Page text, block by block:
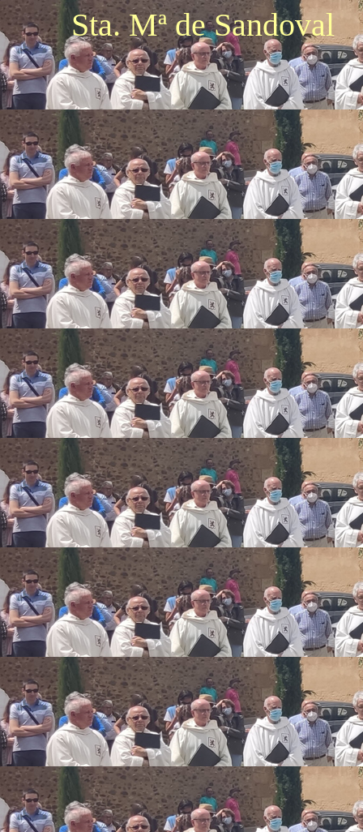
Sta. Mª de Sandoval